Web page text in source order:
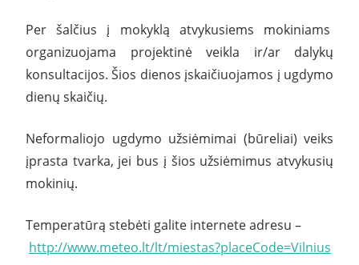
Per šalčius į mokyklą atvykusiems mokiniams
organizuojama projektinė veikla ir/ar dalykų
konsultacijos. Šios dienos įskaičiuojamos į ugdymo
dienų skaičių.
Neformaliojo ugdymo užsiėmimai (būreliai) veiks
įprasta tvarka, jei bus į šios užsiėmimus atvykusių
mokinių.
Temperatūrą stebėti galite internete adresu –
http://www.meteo.lt/lt/miestas?placeCode=Vilnius